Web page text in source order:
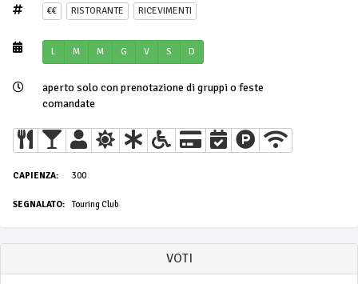
€€ RISTORANTE RICEVIMENTI
L M M G V S D
aperto solo con prenotazione di gruppi o feste
comandate
CAPIENZA: 300
SEGNALATO: Touring Club
VOTI